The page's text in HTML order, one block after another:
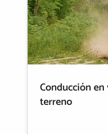
Conducción
terreno